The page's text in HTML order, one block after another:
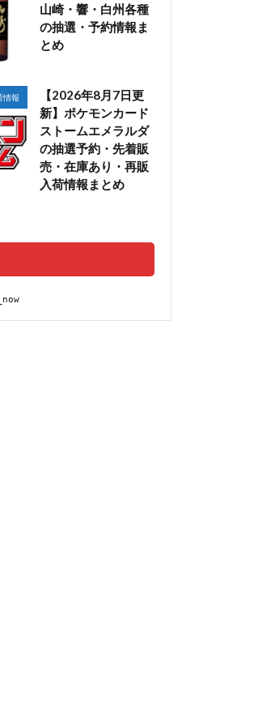
山崎・響・白州各種
の抽選・予約情報ま
とめ
情報
【2026年8月7日更
新】ポケモンカード
ストームエメラルダ
の抽選予約・先着販
売・在庫あり・再販
入荷情報まとめ